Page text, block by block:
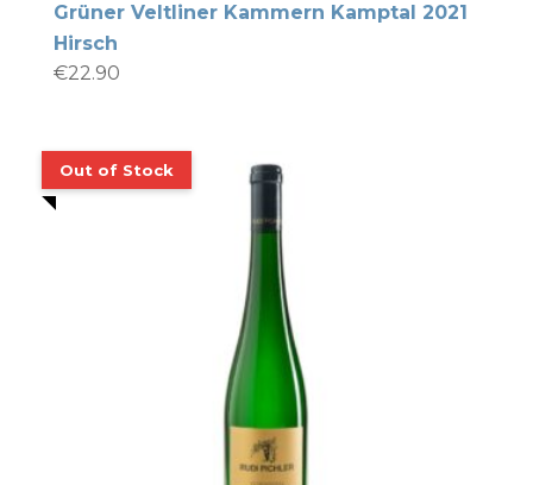
Grüner Veltliner Kammern Kamptal 2021
Hirsch
€22.90